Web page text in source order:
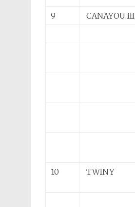
9
CANAYOU III
10 TWINY